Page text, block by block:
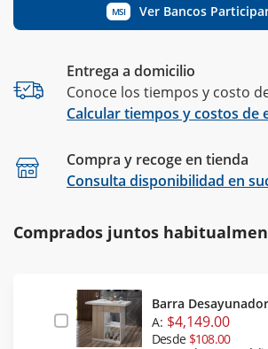
MSI Ver Bancos
Entrega a domicilio
Conoce los tiempos y costo
Calcular tiempos y costos de
Compra y recoge en tienda
Consulta disponibilidad en
Comprados juntos
Barra
A: $4,149.00
Desde $108.00